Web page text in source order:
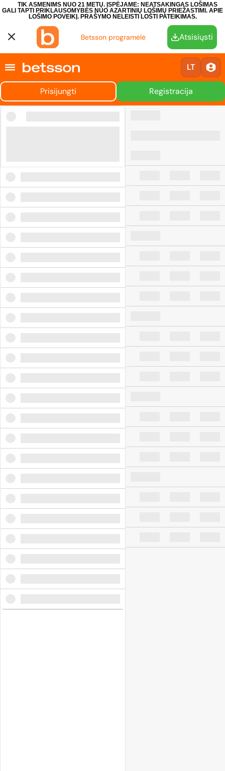
TIK ASMENIMS NUO 21 METŲ. ĮSPĖJAME: NEATSAKINGAS LOŠIMAS
GALI TAPTI PRIKLAUSOMYBĖS NUO AZARTINIŲ LOŠIMŲ PRIEŽASTIMI. APIE
LOŠIMO POVEIKĮ. PRAŠYMO NELEISTI LOŠTI PATEIKIMAS.
Betsson programėlė Atsisiųsti
LT
Prisijungti Registracija